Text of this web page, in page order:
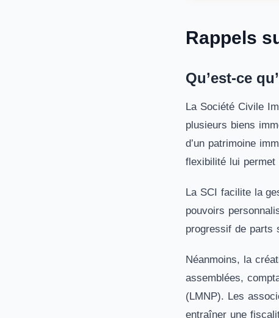
Rappels
Qu’est-ce
La Société Civile
plusieurs biens
d’un patrimoine
flexibilité lui permet
La SCI facilite la
pouvoirs
progressif de parts
Néanmoins, la
assemblées,
(LMNP). Les
entraîner une